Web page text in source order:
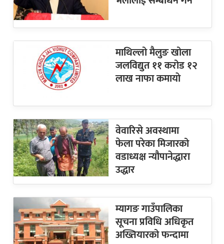
माथिल्लो मैलुङ खोला
जलविद्युत ११ करोड १२
लाख नाफा कमायाे
वेवारिसे अवस्थामा
फेला परेका मिजारको
वडाध्यक्ष न्यौपानेद्धारा
उद्धार
म्यागङ गाउँपालिका
सूचना प्रविधि अधिकृत
अख्तियारको फन्दामा